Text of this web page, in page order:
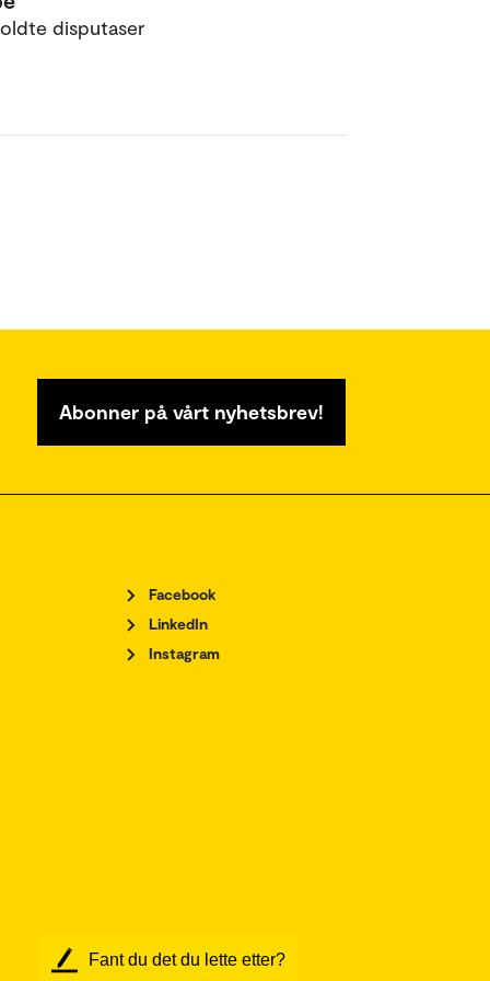
disputaser
Abonner på vårt nyhetsbrev!
Facebook
LinkedIn
Instagram
Fant du det du lette etter?